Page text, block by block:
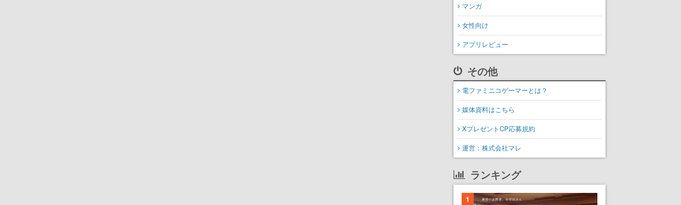
マンガ
女性向け
アプリレビュー
その他
電ファミニコゲーマーとは？
媒体資料はこちら
XプレゼントCP応募規約
運営：株式会社マレ
ランキング
1